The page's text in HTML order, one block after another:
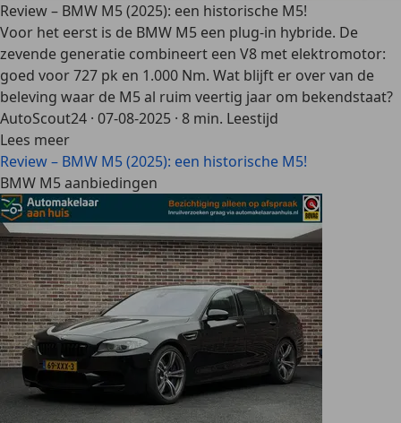
Review – BMW M5 (2025): een historische M5!
Voor het eerst is de BMW M5 een plug-in hybride. De
zevende generatie combineert een V8 met elektromotor:
goed voor 727 pk en 1.000 Nm. Wat blijft er over van de
beleving waar de M5 al ruim veertig jaar om bekendstaat?
AutoScout24 · 07-08-2025 · 8 min. Leestijd
Lees meer
Review – BMW M5 (2025): een historische M5!
BMW M5 aanbiedingen